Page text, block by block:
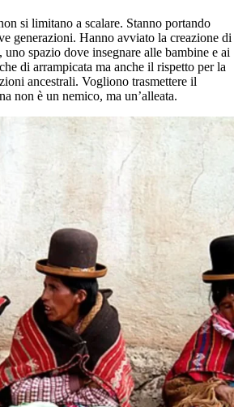
si limitano a scalare. Stanno portando
generazioni. Hanno avviato la creazione di
, uno spazio dove insegnare alle bambine e ai
di arrampicata ma anche il rispetto per la
ancestrali. Vogliono trasmettere il
non è un nemico, ma un’alleata.